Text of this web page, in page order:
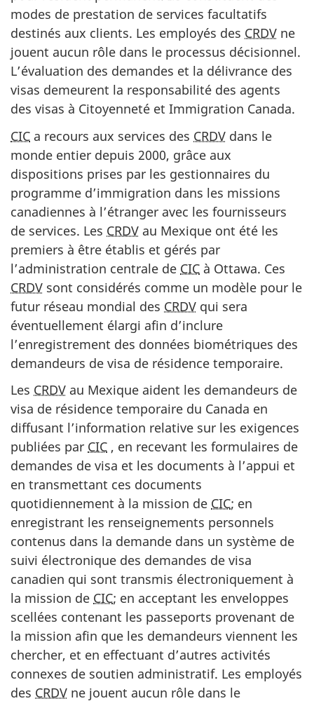
modes de prestation de services facultatifs
destinés aux clients. Les employés des CRDV ne
jouent aucun rôle dans le processus décisionnel.
L’évaluation des demandes et la délivrance des
visas demeurent la responsabilité des agents
des visas à Citoyenneté et Immigration Canada.
CIC a recours aux services des CRDV dans le
monde entier depuis 2000, grâce aux
dispositions prises par les gestionnaires du
programme d’immigration dans les missions
canadiennes à l’étranger avec les fournisseurs
de services. Les CRDV au Mexique ont été les
premiers à être établis et gérés par
l’administration centrale de CIC à Ottawa. Ces
CRDV sont considérés comme un modèle pour le
futur réseau mondial des CRDV qui sera
éventuellement élargi afin d’inclure
l’enregistrement des données biométriques des
demandeurs de visa de résidence temporaire.
Les CRDV au Mexique aident les demandeurs de
visa de résidence temporaire du Canada en
diffusant l’information relative sur les exigences
publiées par CIC , en recevant les formulaires de
demandes de visa et les documents à l’appui et
en transmettant ces documents
quotidiennement à la mission de CIC; en
enregistrant les renseignements personnels
contenus dans la demande dans un système de
suivi électronique des demandes de visa
canadien qui sont transmis électroniquement à
la mission de CIC; en acceptant les enveloppes
scellées contenant les passeports provenant de
la mission afin que les demandeurs viennent les
chercher, et en effectuant d’autres activités
connexes de soutien administratif. Les employés
des CRDV ne jouent aucun rôle dans le